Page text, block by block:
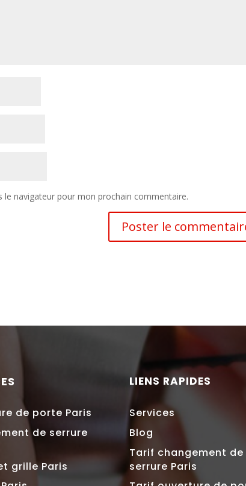
navigateur pour mon prochain commentaire.
de porte Paris
de serrure
grille Paris
LIENS RAPIDES
Services
Blog
Tarif changement de
serrure Paris